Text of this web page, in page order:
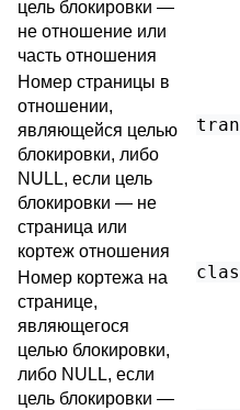
цель блокировки —
не отношение или
часть отношения
Номер страницы в
отношении,
являющейся целью
блокировки, либо
NULL, если цель
блокировки — не
страница или
кортеж отношения
Номер кортежа на
странице,
являющегося
целью блокировки,
либо NULL, если
цель блокировки —